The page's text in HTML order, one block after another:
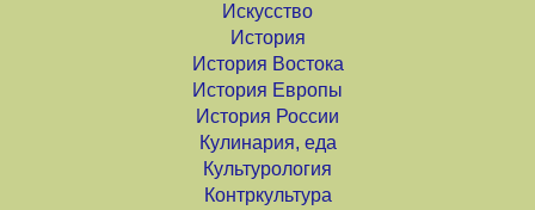
Искусство
История
История Востока
История Европы
История России
Кулинария, еда
Культурология
Контркультура